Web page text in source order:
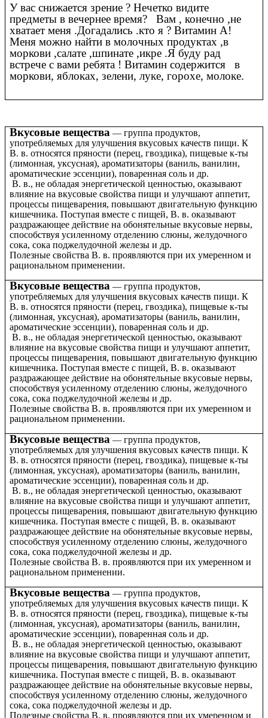
У вас снижается зрение ? Нечетко видите
предметы в вечернее время? Вам , конечно ,не
хватает меня .Догадались .кто я ? Витамин А!
Меня можно найти в молочных продуктах ,в
моркови ,салате ,шпинате ,икре .Я буду рад
встрече с вами ребята ! Витамин содержится в
моркови, яблоках, зелени, луке, горохе, молоке.
Вкусовые вещества —группа продуктов,
употребляемых для улучшения вкусовых качеств пищи. К
В. в. относятся пряности (перец, гвоздика), пищевые к-ты
(лимонная, уксусная), ароматизаторы (ваниль, ванилин,
ароматические эссенции), поваренная соль и др.
В. в., не обладая энергетической ценностью, оказывают
влияние на вкусовые свойства пищи и улучшают аппетит,
процессы пищеварения, повышают двигательную функцию
кишечника. Поступая вместе с пищей, В. в. оказывают
раздражающее действие на обонятельные вкусовые нервы,
способствуя усиленному отделению слюны, желудочного
сока, сока поджелудочной железы и др.
Полезные свойства В. в. проявляются при их умеренном и
рациональном применении.
Вкусовые вещества —группа продуктов,
употребляемых для улучшения вкусовых качеств пищи. К
В. в. относятся пряности (перец, гвоздика), пищевые к-ты
(лимонная, уксусная), ароматизаторы (ваниль, ванилин,
ароматические эссенции), поваренная соль и др.
В. в., не обладая энергетической ценностью, оказывают
влияние на вкусовые свойства пищи и улучшают аппетит,
процессы пищеварения, повышают двигательную функцию
кишечника. Поступая вместе с пищей, В. в. оказывают
раздражающее действие на обонятельные вкусовые нервы,
способствуя усиленному отделению слюны, желудочного
сока, сока поджелудочной железы и др.
Полезные свойства В. в. проявляются при их умеренном и
рациональном применении.
Вкусовые вещества —группа продуктов,
употребляемых для улучшения вкусовых качеств пищи. К
В. в. относятся пряности (перец, гвоздика), пищевые к-ты
(лимонная, уксусная), ароматизаторы (ваниль, ванилин,
ароматические эссенции), поваренная соль и др.
В. в., не обладая энергетической ценностью, оказывают
влияние на вкусовые свойства пищи и улучшают аппетит,
процессы пищеварения, повышают двигательную функцию
кишечника. Поступая вместе с пищей, В. в. оказывают
раздражающее действие на обонятельные вкусовые нервы,
способствуя усиленному отделению слюны, желудочного
сока, сока поджелудочной железы и др.
Полезные свойства В. в. проявляются при их умеренном и
рациональном применении.
Вкусовые вещества —группа продуктов,
употребляемых для улучшения вкусовых качеств пищи. К
В. в. относятся пряности (перец, гвоздика), пищевые к-ты
(лимонная, уксусная), ароматизаторы (ваниль, ванилин,
ароматические эссенции), поваренная соль и др.
В. в., не обладая энергетической ценностью, оказывают
влияние на вкусовые свойства пищи и улучшают аппетит,
процессы пищеварения, повышают двигательную функцию
кишечника. Поступая вместе с пищей, В. в. оказывают
раздражающее действие на обонятельные вкусовые нервы,
способствуя усиленному отделению слюны, желудочного
сока, сока поджелудочной железы и др.
Полезные свойства В. в. проявляются при их умеренном и